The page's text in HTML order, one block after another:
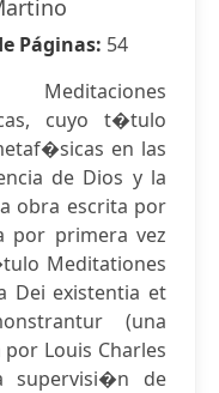
Páginas: 54
cuyo t�tulo
en las
de Dios y la
obra escrita por
por primera vez
Meditationes
Dei existentia et
(una
Louis Charles
supervisi�n de